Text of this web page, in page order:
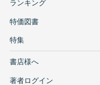
ランキング
特価図書
特集
書店様へ
著者ログイン